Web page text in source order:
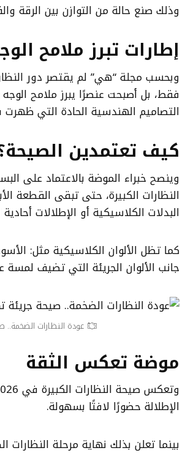
وذلك صنع حالة من التوازن بين الرقة
إطارات تبرز ملامح
وبحسب مجلة “هي” لم يقتصر دور
فقط، بل أصبحت عنصرًا يبرز ملامح
التصاميم الهندسية الحادة التي
كيف تعتمدين
وينصح خبراء الموضة بالاعتماد على
النظارات الكبيرة، حتى تبقى القطعة
البدلات الكلاسيكية أو الإطلالات
كما تظل الألوان الكلاسيكية مثل:
جانب الألوان الجريئة التي تضيف لمسة
عودة النظارات الضخمة..
موضة تعكس الثقة
الإطلالة حضورًا لافتًا بسهولة.
بينما تعلن بذلك نهاية مرحلة